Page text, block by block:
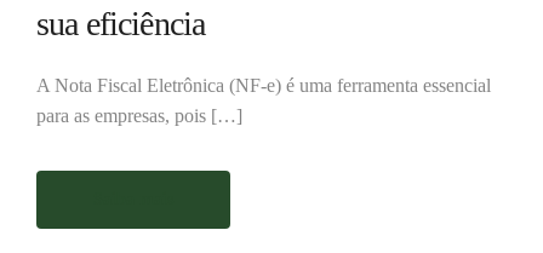
sua eficiência
A Nota Fiscal Eletrônica (NF-e) é uma ferramenta essencial
para as empresas, pois […]